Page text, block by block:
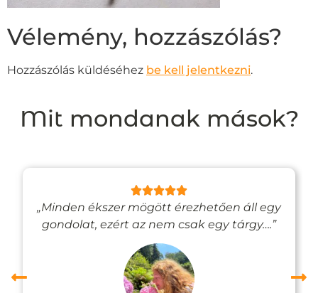
Vélemény, hozzászólás?
Hozzászólás küldéséhez be kell jelentkezni.
Mit mondanak mások?
„Minden ékszer mögött érezhetően áll egy
gondolat, ezért az nem csak egy tárgy….”